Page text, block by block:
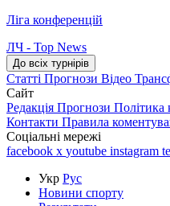
Ліга конференцій
ЛЧ - Top News
До всіх турнірів
Статті Прогнози Відео
Сайт
Редакція Прогнози Політика
Контакти Правила
Соціальні мережі
facebook x youtube instagram
Укр Рус
Новини спорту